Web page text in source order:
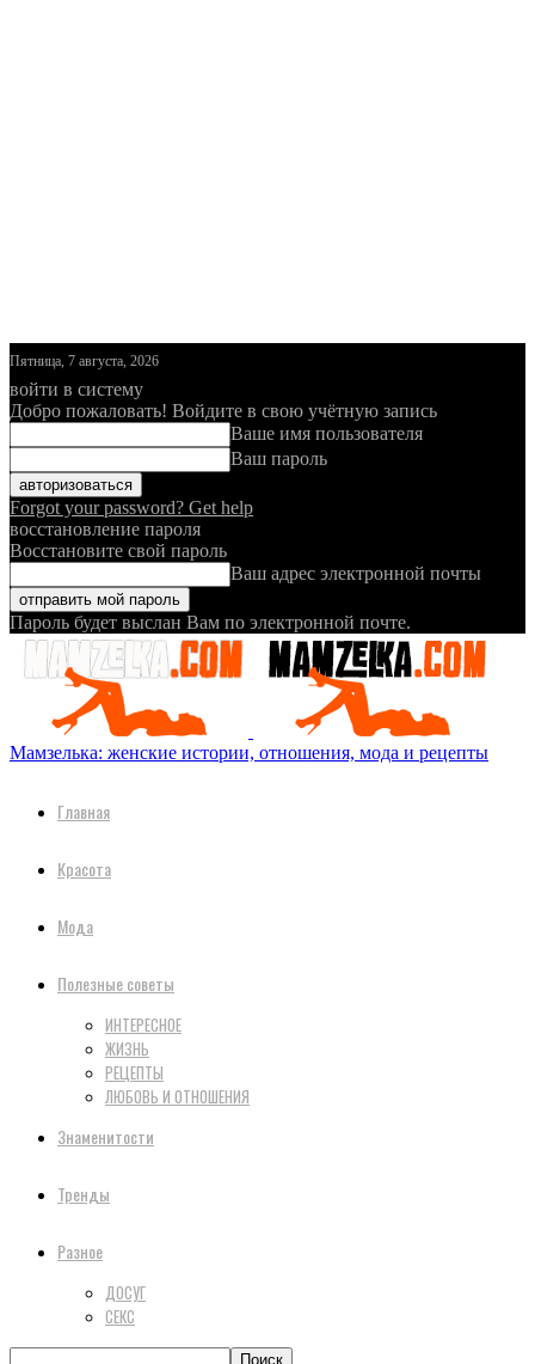
Пятница, 7 августа, 2026
войти в систему
Добро пожаловать! Войдите в свою учётную запись
Ваше имя пользователя
Ваш пароль
Forgot your password? Get help
восстановление пароля
Восстановите свой пароль
Ваш адрес электронной почты
Пароль будет выслан Вам по электронной почте.
Мамзелька: женские истории, отношения, мода и рецепты
Главная
Красота
Мода
Полезные советы
ИНТЕРЕСНОЕ
ЖИЗНЬ
РЕЦЕПТЫ
ЛЮБОВЬ И ОТНОШЕНИЯ
Знаменитости
Тренды
Разное
ДОСУГ
СЕКС